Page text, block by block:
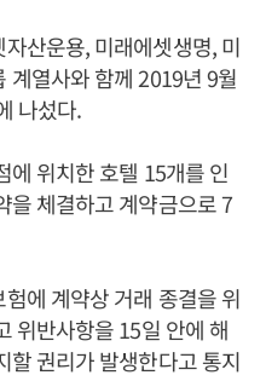
산운용, 미래에셋생명, 미
계열사와 함께 2019년 9월
나섰다.
에 위치한 호텔 15개를 인
을 체결하고 계약금으로 7
에 계약상 거래 종결을 위
위반사항을 15일 안에 해
할 권리가 발생한다고 통지